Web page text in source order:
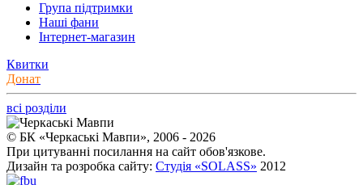
Група підтримки
Наші фани
Інтернет-магазин
Квитки
Донат
всі розділи
© БК «Черкаські Мавпи», 2006 - 2026
При цитуванні посилання на сайт обов'язкове.
Дизайн та розробка сайту: Студія «SOLASS» 2012